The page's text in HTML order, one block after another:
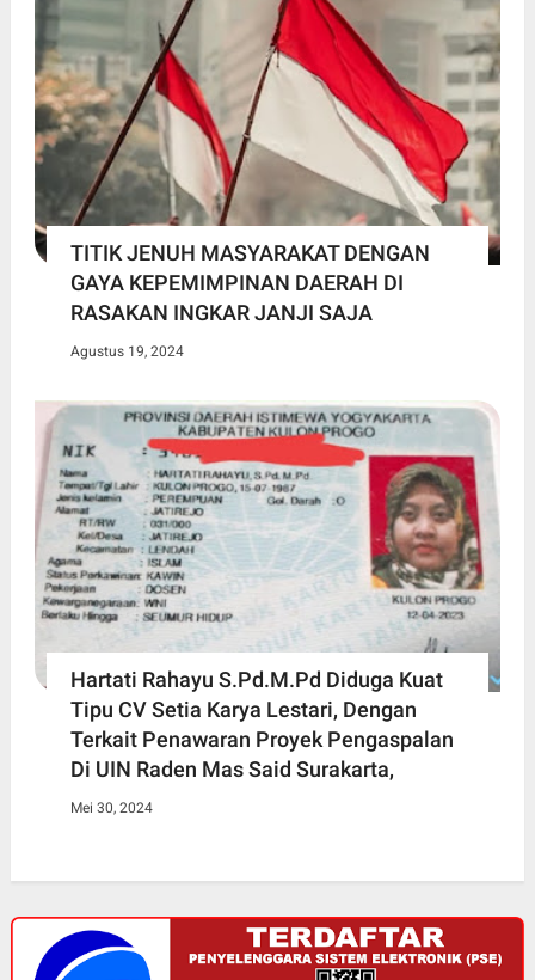
TITIK JENUH MASYARAKAT DENGAN
GAYA KEPEMIMPINAN DAERAH DI
RASAKAN INGKAR JANJI SAJA
Agustus 19, 2024
Hartati Rahayu S.Pd.M.Pd Diduga Kuat
Tipu CV Setia Karya Lestari, Dengan
Terkait Penawaran Proyek Pengaspalan
Di UIN Raden Mas Said Surakarta,
Mei 30, 2024